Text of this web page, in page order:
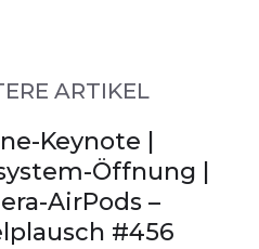
ARTIKEL
Keynote |
Öffnung |
AirPods –
#456